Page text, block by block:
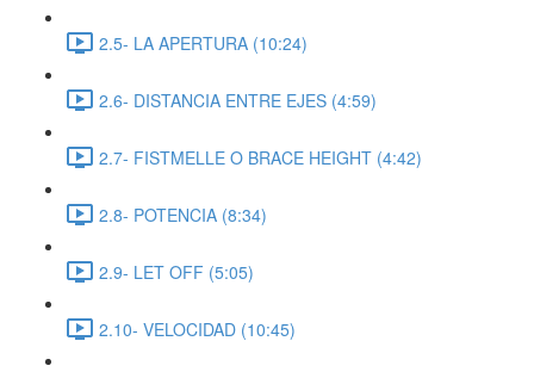
2.5- LA APERTURA (10:24)
2.6- DISTANCIA ENTRE EJES (4:59)
2.7- FISTMELLE O BRACE HEIGHT (4:42)
2.8- POTENCIA (8:34)
2.9- LET OFF (5:05)
2.10- VELOCIDAD (10:45)